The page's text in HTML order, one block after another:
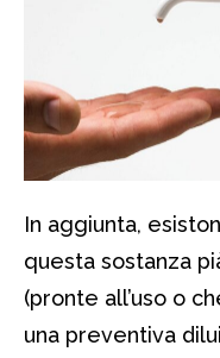
In aggiunta,
questa sostanza
(pronte all’uso o
una preventiva